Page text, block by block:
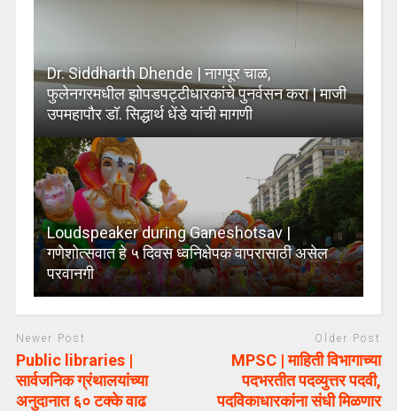
Dr. Siddharth Dhende | नागपूर चाळ,
फुलेनगरमधील झोपडपट्टीधारकांचे पुनर्वसन करा | माजी
उपमहापौर डॉ. सिद्धार्थ धेंडे यांची मागणी
Loudspeaker during Ganeshotsav |
गणेशोत्सवात हे ५ दिवस ध्वनिक्षेपक वापरासाठी असेल
परवानगी
Newer Post
Public libraries |
सार्वजनिक ग्रंथालयांच्या
अनुदानात ६० टक्के वाढ
Older Post
MPSC | माहिती विभागाच्या
पदभरतीत पदव्युत्तर पदवी,
पदविकाधारकांना संधी मिळणार